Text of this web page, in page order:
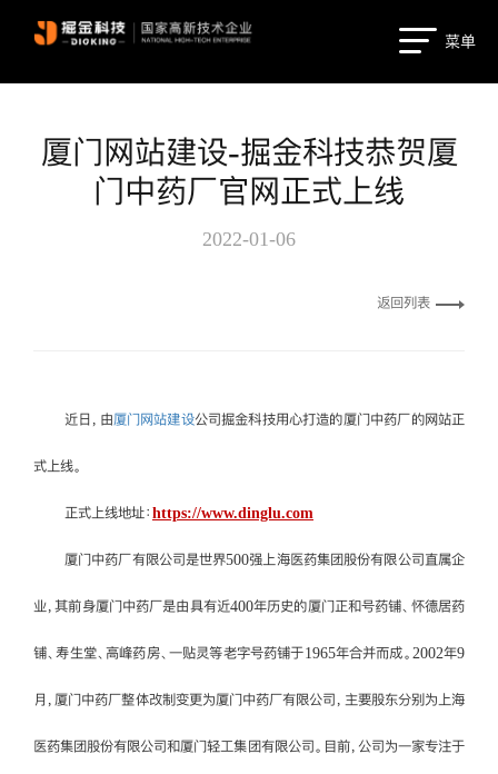
菜单
厦门网站建设-掘金科技恭贺厦
门中药厂官网正式上线
2022-01-06
返回列表
近日，由厦门网站建设公司掘金科技用心打造的厦门中药厂的网站正
式上线。
正式上线地址： https://www.dinglu.com
厦门中药厂有限公司是世界500强上海医药集团股份有限公司直属企
业，其前身厦门中药厂是由具有近400年历史的厦门正和号药铺、怀德居药
铺、寿生堂、高峰药房、一贴灵等老字号药铺于1965年合并而成。2002年9
月，厦门中药厂整体改制变更为厦门中药厂有限公司，主要股东分别为上海
医药集团股份有限公司和厦门轻工集团有限公司。目前，公司为一家专注于